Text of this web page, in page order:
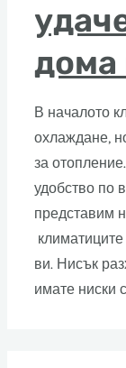
дома
В началото
охлаждане,
за
удобство по
представим
ви. Нисък
имате ниски